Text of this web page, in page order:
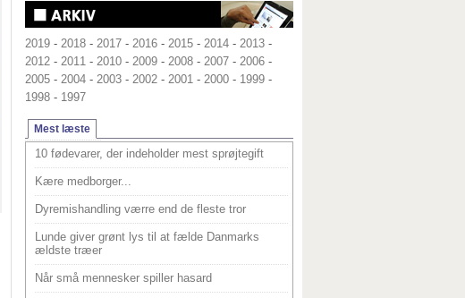
2019 - 2018 - 2017 - 2016 - 2015 - 2014 - 2013 -
2012 - 2011 - 2010 - 2009 - 2008 - 2007 - 2006 -
2005 - 2004 - 2003 - 2002 - 2001 - 2000 - 1999 -
1998 - 1997
Mest læste
10 fødevarer, der indeholder mest sprøjtegift
Kære medborger...
Dyremishandling værre end de fleste tror
Lunde giver grønt lys til at fælde Danmarks
ældste træer
Når små mennesker spiller hasard